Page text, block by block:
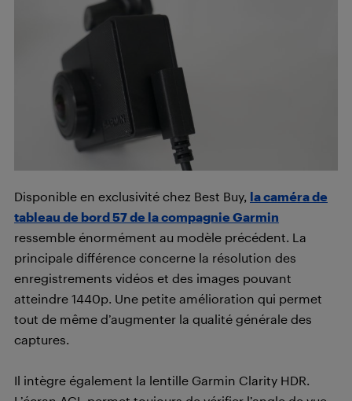
Disponible en exclusivité chez Best Buy, la caméra de
tableau de bord 57 de la compagnie Garmin
ressemble énormément au modèle précédent. La
principale différence concerne la résolution des
enregistrements vidéos et des images pouvant
atteindre 1440p. Une petite amélioration qui permet
tout de même d’augmenter la qualité générale des
captures.
Il intègre également la lentille Garmin Clarity HDR.